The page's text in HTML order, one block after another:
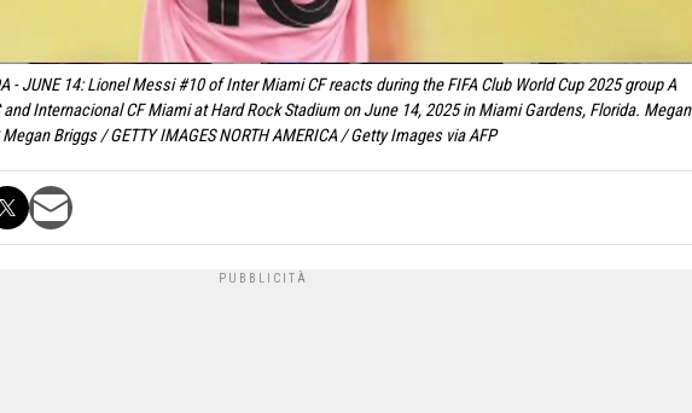
- JUNE 14: Lionel Messi #10 of Inter Miami CF reacts during the FIFA Club World Cup 2025 group A
Internacional CF Miami at Hard Rock Stadium on June 14, 2025 in Miami Gardens, Florida. Megan
Briggs / GETTY IMAGES NORTH AMERICA / Getty Images via AFP